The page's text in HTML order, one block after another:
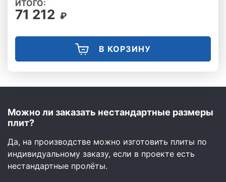
ИТОГО:
71 212 ₽
В КОРЗИНУ
Можно ли заказать нестандартные размеры
плит?
Да, на производстве можно изготовить плиты по
индивидуальному заказу, если в проекте есть
нестандартные пролёты.